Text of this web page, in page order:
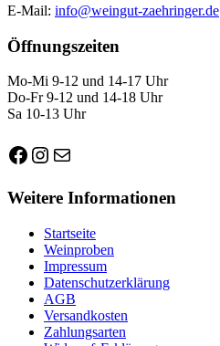
E-Mail: info@weingut-zaehringer.de
Öffnungszeiten
Mo-Mi 9-12 und 14-17 Uhr
Do-Fr 9-12 und 14-18 Uhr
Sa 10-13 Uhr
Facebook
Instagram
E-Mail
Weitere Informationen
Startseite
Weinproben
Impressum
Datenschutzerklärung
AGB
Versandkosten
Zahlungsarten